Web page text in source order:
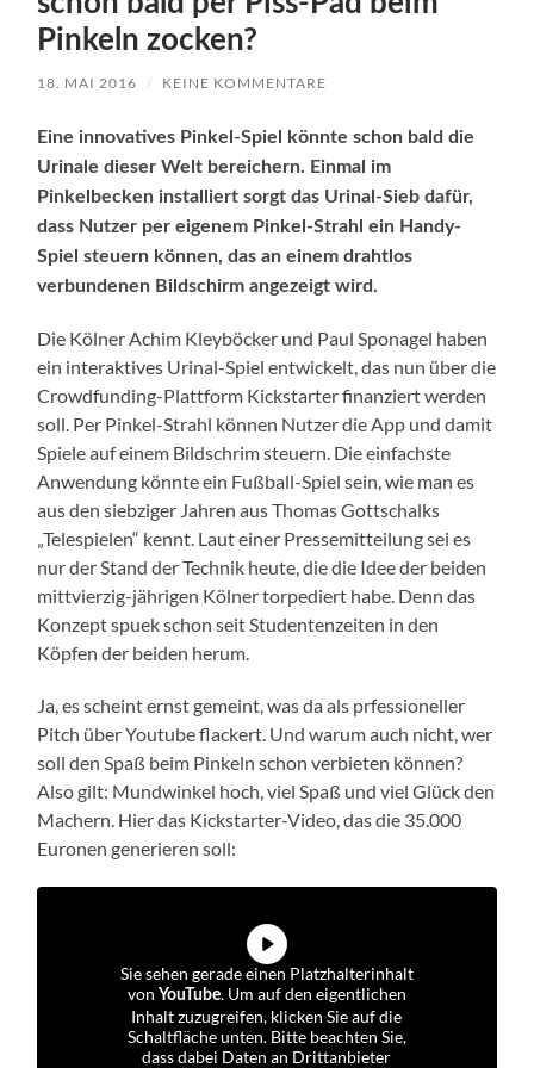
Pinkeln zocken?
18. MAI 2016 / KEINE KOMMENTARE
Eine innovatives Pinkel-Spiel könnte schon bald die
Urinale dieser Welt bereichern. Einmal im
Pinkelbecken installiert sorgt das Urinal-Sieb dafür,
dass Nutzer per eigenem Pinkel-Strahl ein Handy-
Spiel steuern können, das an einem drahtlos
verbundenen Bildschirm angezeigt wird.
Die Kölner Achim Kleyböcker und Paul Sponagel haben
ein interaktives Urinal-Spiel entwickelt, das nun über die
Crowdfunding-Plattform Kickstarter finanziert werden
soll. Per Pinkel-Strahl können Nutzer die App und damit
Spiele auf einem Bildschrim steuern. Die einfachste
Anwendung könnte ein Fußball-Spiel sein, wie man es
aus den siebziger Jahren aus Thomas Gottschalks
„Telespielen“ kennt. Laut einer Pressemitteilung sei es
nur der Stand der Technik heute, die die Idee der beiden
mittvierzig-jährigen Kölner torpediert habe. Denn das
Konzept spuek schon seit Studentenzeiten in den
Köpfen der beiden herum.
Ja, es scheint ernst gemeint, was da als prfessioneller
Pitch über Youtube flackert. Und warum auch nicht, wer
soll den Spaß beim Pinkeln schon verbieten können?
Also gilt: Mundwinkel hoch, viel Spaß und viel Glück den
Machern. Hier das Kickstarter-Video, das die 35.000
Euronen generieren soll:
Sie sehen gerade einen Platzhalterinhalt
von YouTube. Um auf den eigentlichen
Inhalt zuzugreifen, klicken Sie auf die
Schaltfläche unten. Bitte beachten Sie,
dass dabei Daten an Drittanbieter